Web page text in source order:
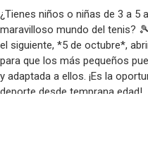
¿Tienes niños o niñas de 3 a 5
maravilloso mundo del tenis?
el siguiente, *5 de octubre*,
para que los más pequeños
y adaptada a ellos. ¡Es la
deporte desde temprana edad!